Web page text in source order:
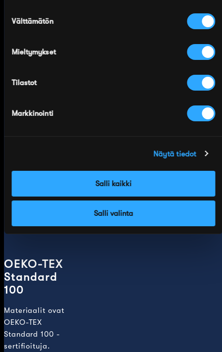
valinta
Välttämätön
Mieltymykset
Tilastot
Markkinointi
Näytä tiedot
Salli kaikki
Salli valinta
OEKO-TEX
Standard
100
Materiaalit ovat
OEKO-TEX
Standard 100 -
sertifioituja.